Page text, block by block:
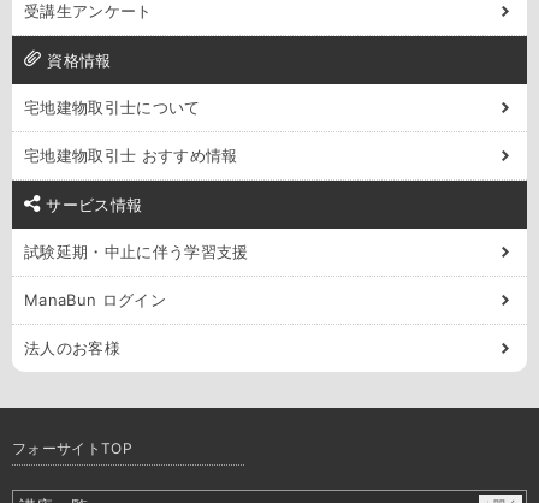
受講生アンケート
資格情報
宅地建物取引士について
宅地建物取引士 おすすめ情報
サービス情報
試験延期・中止に伴う学習支援
ManaBun ログイン
法人のお客様
フォーサイトTOP